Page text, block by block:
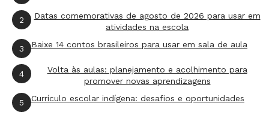
alinhadas no discurso e na prática. Até os
slides eram os mesmos”, conta Darkson
escolas e secretarias municipais.
2
Datas comemorativas de agosto de 2026 para usar em
atividades na escola
3 Baixe 14 contos brasileiros para usar em sala de aula
4
Volta às aulas: planejamento e acolhimento para
promover novas aprendizagens
5 Currículo escolar indígena: desafios e oportunidades